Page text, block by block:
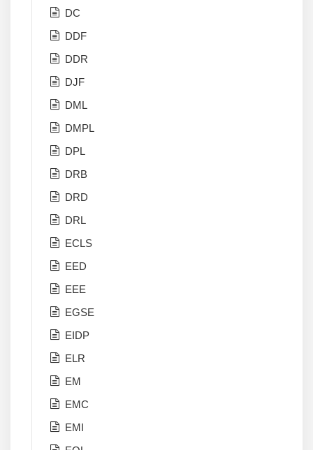
DC
DDF
DDR
DJF
DML
DMPL
DPL
DRB
DRD
DRL
ECLS
EED
EEE
EGSE
EIDP
ELR
EM
EMC
EMI